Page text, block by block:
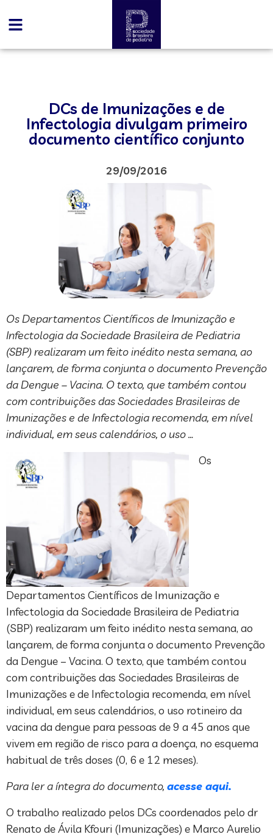
DCs de Imunizações e de
Infectologia divulgam primeiro
documento científico conjunto
29/09/2016
Os Departamentos Científicos de Imunização e
Infectologia da Sociedade Brasileira de Pediatria
(SBP) realizaram um feito inédito nesta semana, ao
lançarem, de forma conjunta o documento Prevenção
da Dengue – Vacina. O texto, que também contou
com contribuições das Sociedades Brasileiras de
Imunizações e de Infectologia recomenda, em nível
individual, em seus calendários, o uso …
Os
Departamentos Científicos de Imunização e
Infectologia da Sociedade Brasileira de Pediatria
(SBP) realizaram um feito inédito nesta semana, ao
lançarem, de forma conjunta o documento Prevenção
da Dengue – Vacina. O texto, que também contou
com contribuições das Sociedades Brasileiras de
Imunizações e de Infectologia recomenda, em nível
individual, em seus calendários, o uso rotineiro da
vacina da dengue para pessoas de 9 a 45 anos que
vivem em região de risco para a doença, no esquema
habitual de três doses (0, 6 e 12 meses).
Para ler a íntegra do documento, acesse aqui.
O trabalho realizado pelos DCs coordenados pelo dr
Renato de Ávila Kfouri (Imunizações) e Marco Aurelio